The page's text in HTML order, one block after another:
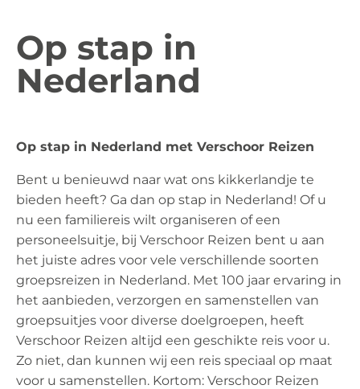
Op stap in
Nederland
Op stap in Nederland met Verschoor Reizen
Bent u benieuwd naar wat ons kikkerlandje te
bieden heeft? Ga dan op stap in Nederland! Of u
nu een familiereis wilt organiseren of een
personeelsuitje, bij Verschoor Reizen bent u aan
het juiste adres voor vele verschillende soorten
groepsreizen in Nederland. Met 100 jaar ervaring in
het aanbieden, verzorgen en samenstellen van
groepsuitjes voor diverse doelgroepen, heeft
Verschoor Reizen altijd een geschikte reis voor u.
Zo niet, dan kunnen wij een reis speciaal op maat
voor u samenstellen. Kortom: Verschoor Reizen